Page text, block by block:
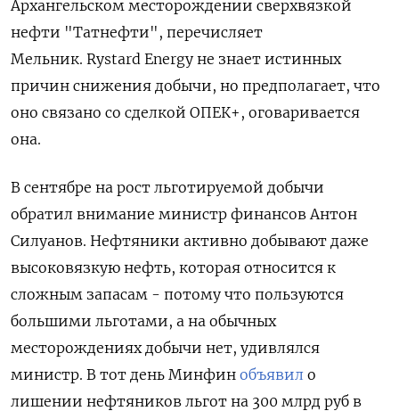
Архангельском месторождении сверхвязкой
нефти "Татнефти", перечисляет
Мельник. Rystard Energy не знает истинных
причин снижения добычи, но предполагает, что
оно связано со сделкой ОПЕК+, оговаривается
она.
В сентябре на рост льготируемой добычи
обратил внимание министр финансов Антон
Силуанов. Нефтяники активно добывают даже
высоковязкую нефть, которая относится к
сложным запасам - потому что пользуются
большими льготами, а на обычных
месторождениях добычи нет, удивлялся
министр. В тот день Минфин объявил о
лишении нефтяников льгот на 300 млрд руб в